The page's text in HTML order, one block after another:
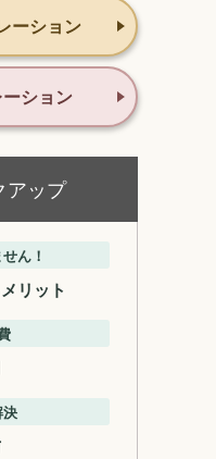
ーション
ション
アップ
ん！
リット